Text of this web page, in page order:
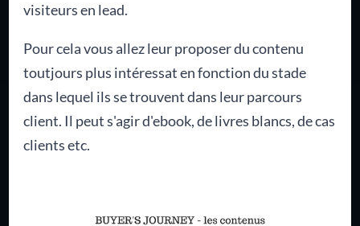
visiteurs en lead.
Pour cela vous allez leur proposer du contenu
toutjours plus intéressat en fonction du stade
dans lequel ils se trouvent dans leur parcours
client. Il peut s'agir d'ebook, de livres blancs, de cas
clients etc.